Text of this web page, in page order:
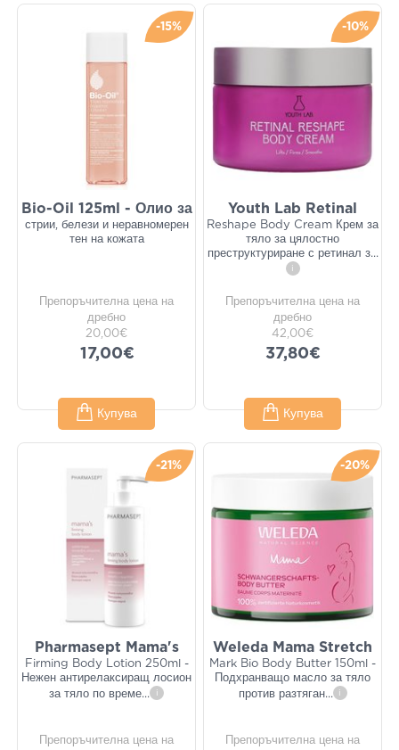
-15%
Bio-Oil 125ml - Олио за
стрии, белези и неравномерен
тен на кожата
Препоръчителна цена на
дребно
20,00€
17,00€
Купува
-10%
Youth Lab Retinal
Reshape Body Cream Крем за
тяло за цялостно
преструктуриране с ретинал з...
i
Препоръчителна цена на
дребно
42,00€
37,80€
Купува
-21%
Pharmasept Mama's
Firming Body Lotion 250ml -
Нежен антирелаксиращ лосион
за тяло по време... i
Препоръчителна цена на
-20%
Weleda Mama Stretch
Mark Bio Body Butter 150ml -
Подхранващо масло за тяло
против разтяган... i
Препоръчителна цена на